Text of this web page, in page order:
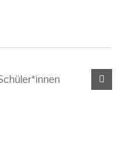
für